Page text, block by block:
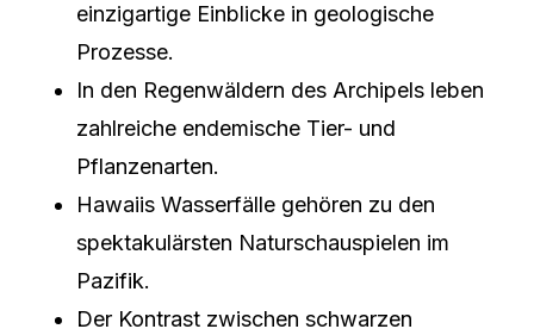
einzigartige Einblicke in geologische
Prozesse.
In den Regenwäldern des Archipels leben
zahlreiche endemische Tier- und
Pflanzenarten.
Hawaiis Wasserfälle gehören zu den
spektakulärsten Naturschauspielen im
Pazifik.
Der Kontrast zwischen schwarzen